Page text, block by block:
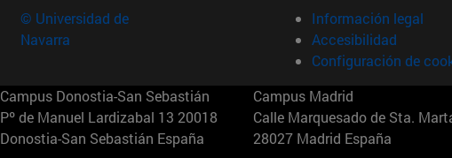
© Universidad de
Navarra
Información legal
Accesibilidad
Configuración de
Campus Donostia-San Sebastián
Pº de Manuel Lardizabal 13 20018
Donostia-San Sebastián España
Campus Madrid
Calle Marquesado de Sta.
28027 Madrid España